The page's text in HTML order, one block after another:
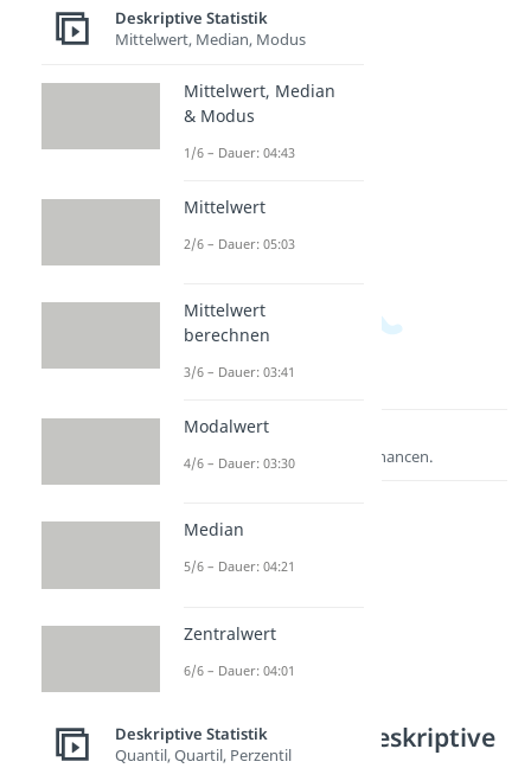
Lernen lohnt sich!
Entdecke hier deine Chancen.
Weitere Inhalte: Deskriptive
Deskriptive Statistik
Mittelwert, Median, Modus
Mittelwert, Median
& Modus
1/6 – Dauer: 04:43
Mittelwert
2/6 – Dauer: 05:03
Mittelwert
berechnen
3/6 – Dauer: 03:41
Modalwert
4/6 – Dauer: 03:30
Median
5/6 – Dauer: 04:21
Zentralwert
6/6 – Dauer: 04:01
Deskriptive Statistik
Quantil, Quartil, Perzentil